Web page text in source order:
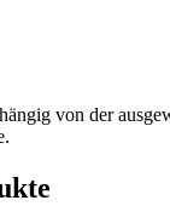
von der